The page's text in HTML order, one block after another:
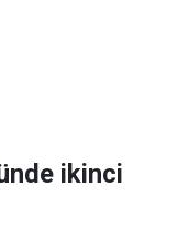
ikinci